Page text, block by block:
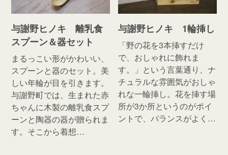
与謝野ヒノキ 離乳食
スプーン＆器セット
まるっこい形がかわいい、
スプーンと器のセット。美
しい年輪が目を引きます。
与謝野町では、生まれた赤
ちゃんに木製の離乳食スプ
ーンと陶器の器が贈られま
す。そこから着想…
与謝野ヒノキ 1輪挿し
「野の花を3本挿すだけ
で、おしゃれに飾れま
す。」という言葉通り、ナ
チュラルな雰囲気がおしゃ
れな一輪挿し。花を挿す場
所が3か所というのがポイ
ントで、バランスがよく…